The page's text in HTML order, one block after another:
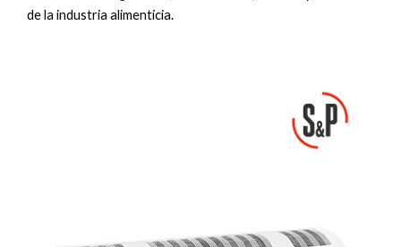
de la industria alimenticia.